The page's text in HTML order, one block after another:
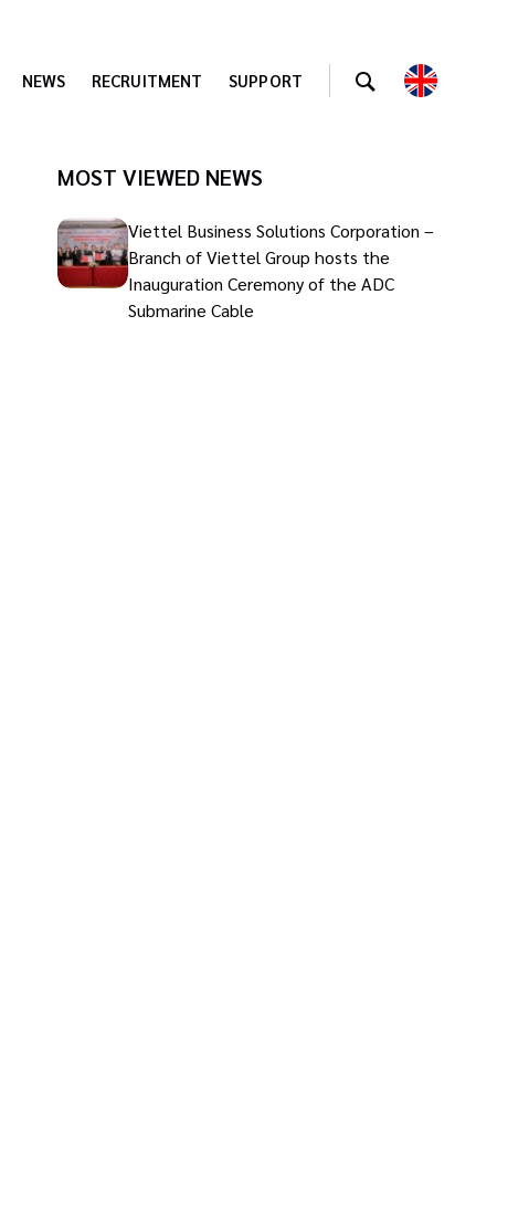
NEWS RECRUITMENT SUPPORT
MOST VIEWED NEWS
Viettel Business Solutions Corporation –
Branch of Viettel Group hosts the
Inauguration Ceremony of the ADC
Submarine Cable